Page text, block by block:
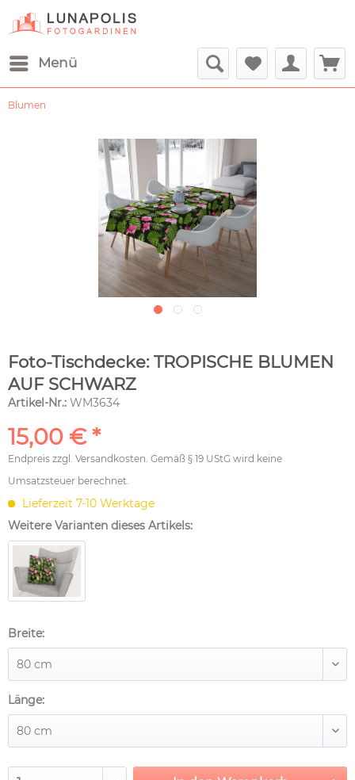
Menü
Blumen
Foto-Tischdecke: TROPISCHE BLUMEN
AUF SCHWARZ
Artikel-Nr.: WM3634
15,00 € *
Endpreis zzgl. Versandkosten. Gemäß § 19 UStG wird keine
Umsatzsteuer berechnet.
Lieferzeit 7-10 Werktage
Weitere Varianten dieses Artikels:
Breite:
Länge: